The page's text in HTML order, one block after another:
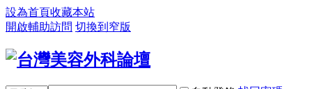
設為首頁收藏本站
開啟輔助訪問 切換到窄版